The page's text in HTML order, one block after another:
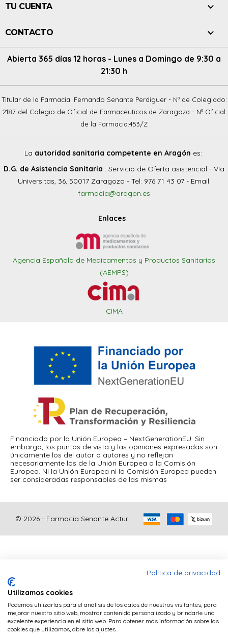
Este sitio web utiliza cookies PHP para mantener la
sesión del navegador y cookies de terceros
TU CUENTA 
CONTACTO 
Abierta 365 días 12 horas - Lunes a Domingo de 9:30 a
21:30 h
Titular de la Farmacia: Fernando Senante Perdiguer - Nº de Colegiado:
2187 del Colegio de Oficial de Farmacéuticos de Zaragoza - Nº Oficial
de la Farmacia:453/Z
La autoridad sanitaria competente en Aragón es:
D.G. de Asistencia Sanitaria : Servicio de Oferta asistencial - Vía
Universitas, 36, 50017 Zaragoza - Tel: 976 71 43 07 - Email:
farmacia@aragon.es
Enlaces
Agencia Española de Medicamentos y Productos Sanitarios
(AEMPS)
CIMA
Financiado por la Unión Europea – NextGenerationEU. Sin
embargo, los puntos de vista y las opiniones expresadas son
únicamente los del autor o autores y no reflejan
necesariamente los de la Unión Europea o la Comisión
Europea. Ni la Unión Europea ni la Comisión Europea pueden
ser consideradas responsables de las mismas
© 2026 - Farmacia Senante Actur
Política de privacidad
Utilizamos cookies
Podemos utilizarlas para el análisis de los datos de nuestros visitantes, para
mejorar nuestro sitio web, mostrar contenido personalizado y brindarle una
excelente experiencia en el sitio web. Para obtener más información sobre las
cookies que utilizamos, abre los ajustes.